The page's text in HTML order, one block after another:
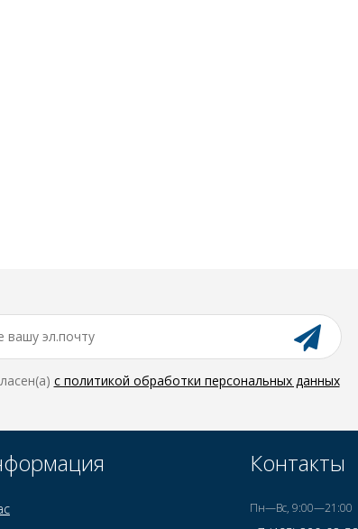
с политикой обработки персональных данных
Контакты
Пн—Вс, 9:00—21:00